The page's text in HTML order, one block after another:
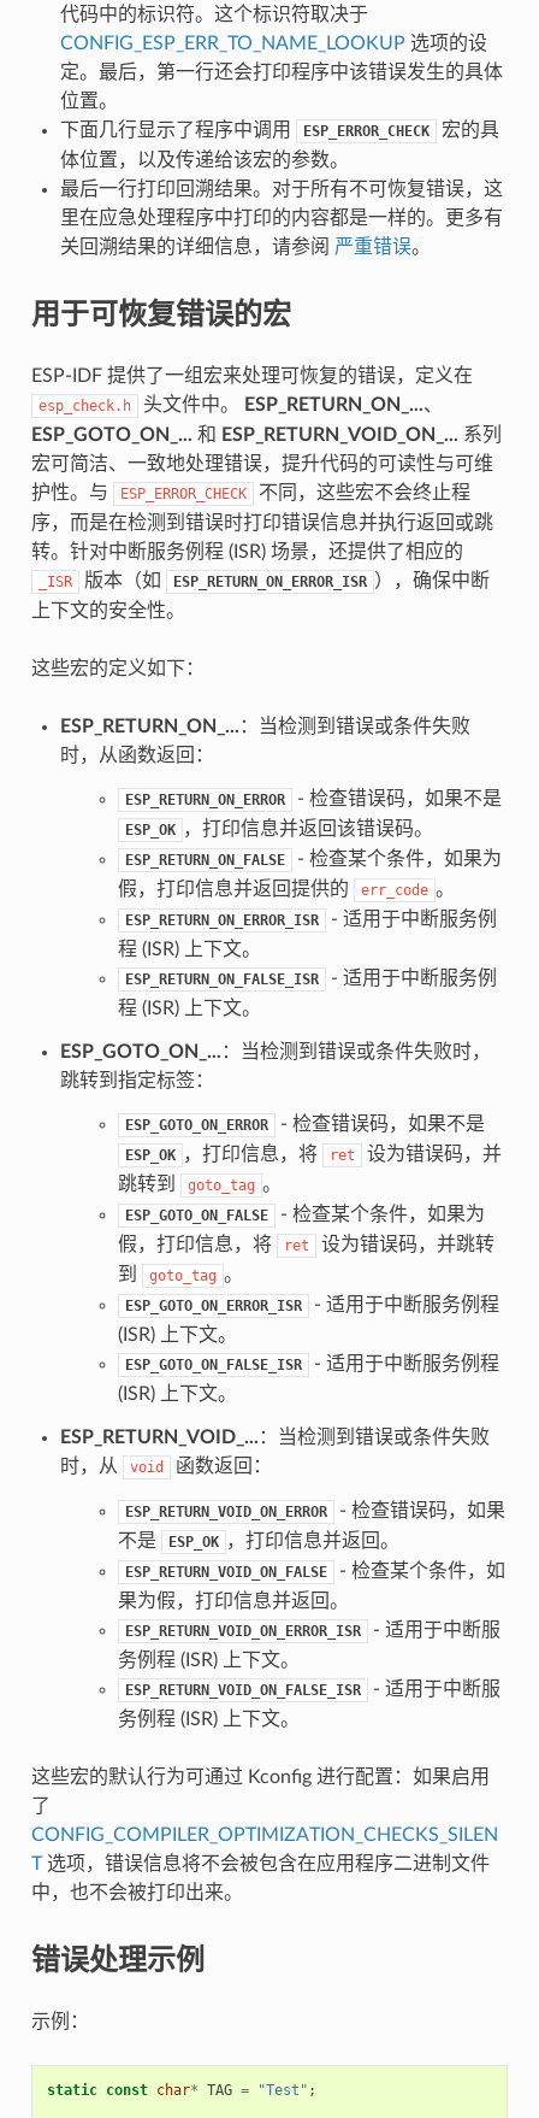
代码中的标识符。这个标识符取决于
CONFIG_ESP_ERR_TO_NAME_LOOKUP 选项的设
定。最后，第一行还会打印程序中该错误发生的具体
位置。
下面几行显示了程序中调用
ESP_ERROR_CHECK
宏的具
体位置，以及传递给该宏的参数。
最后一行打印回溯结果。对于所有不可恢复错误，这
里在应急处理程序中打印的内容都是一样的。更多有
关回溯结果的详细信息，请参阅 严重错误。
用于可恢复错误的宏
ESP-IDF 提供了一组宏来处理可恢复的错误，定义在
esp_check.h 头文件中。 ESP_RETURN_ON_...、
ESP_GOTO_ON_... 和 ESP_RETURN_VOID_ON_... 系列
宏可简洁、一致地处理错误，提升代码的可读性与可维
护性。与
ESP_ERROR_CHECK
不同，这些宏不会终止程
序，而是在检测到错误时打印错误信息并执行返回或跳
转。针对中断服务例程 (ISR) 场景，还提供了相应的
_ISR 版本（如 ESP_RETURN_ON_ERROR_ISR ），确保中断
上下文的安全性。
这些宏的定义如下：
ESP_RETURN_ON_... ：当检测到错误或条件失败
时，从函数返回：
ESP_RETURN_ON_ERROR - 检查错误码，如果不是
ESP_OK ，打印信息并返回该错误码。
ESP_RETURN_ON_FALSE
- 检查某个条件，如果为
假，打印信息并返回提供的
err_code 。
ESP_RETURN_ON_ERROR_ISR
- 适用于中断服务例
程 (ISR) 上下文。
ESP_RETURN_ON_FALSE_ISR
- 适用于中断服务例
程 (ISR) 上下文。
ESP_GOTO_ON_... ：当检测到错误或条件失败时，
跳转到指定标签：
ESP_GOTO_ON_ERROR - 检查错误码，如果不是
ESP_OK ，打印信息，将 ret
设为错误码，并
跳转到
goto_tag 。
ESP_GOTO_ON_FALSE
- 检查某个条件，如果为
假，打印信息，将
ret
设为错误码，并跳转
到
goto_tag 。
ESP_GOTO_ON_ERROR_ISR
- 适用于中断服务例程
(ISR) 上下文。
ESP_GOTO_ON_FALSE_ISR
- 适用于中断服务例程
(ISR) 上下文。
ESP_RETURN_VOID_... ：当检测到错误或条件失败
时，从
void 函数返回：
ESP_RETURN_VOID_ON_ERROR
- 检查错误码，如果
不是
ESP_OK ，打印信息并返回。
ESP_RETURN_VOID_ON_FALSE
- 检查某个条件，如
果为假，打印信息并返回。
ESP_RETURN_VOID_ON_ERROR_ISR
- 适用于中断服
务例程 (ISR) 上下文。
ESP_RETURN_VOID_ON_FALSE_ISR
- 适用于中断服
务例程 (ISR) 上下文。
这些宏的默认行为可通过 Kconfig 进行配置：如果启用
了
CONFIG_COMPILER_OPTIMIZATION_CHECKS_SILEN
T选项，错误信息将不会被包含在应用程序二进制文件
中，也不会被打印出来。
错误处理示例
示例：
static const char* TAG = "Test" ;